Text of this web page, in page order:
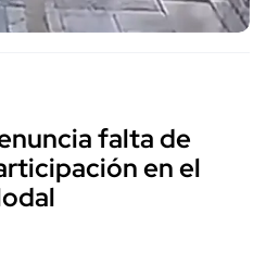
falta de
en el